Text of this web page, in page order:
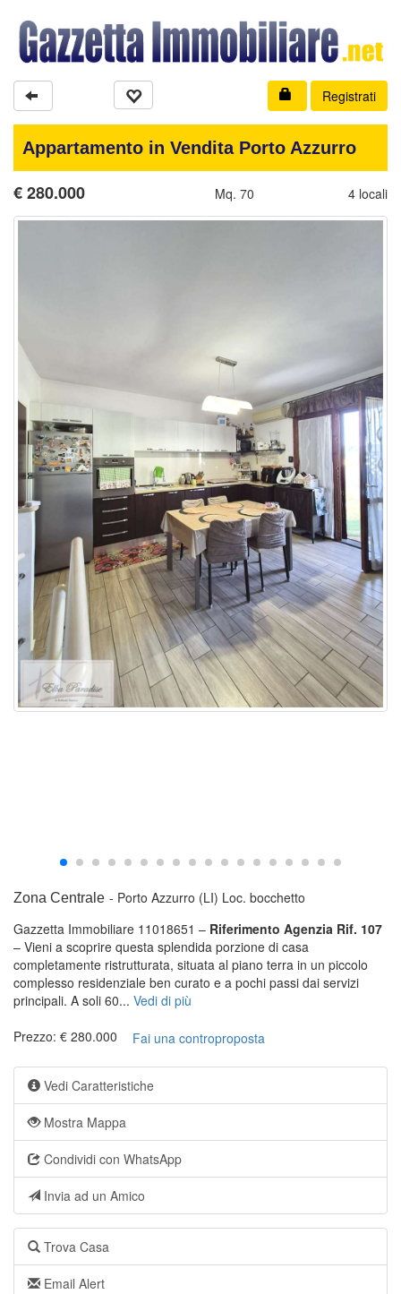
Registrati
Appartamento in Vendita Porto Azzurro
€280.000 Mq. 70 4 locali
Zona Centrale - Porto Azzurro (LI) Loc. bocchetto
Gazzetta Immobiliare 11018651 – Riferimento Agenzia Rif. 107
– Vieni a scoprire questa splendida porzione di casa
completamente ristrutturata, situata al piano terra in un piccolo
complesso residenziale ben curato e a pochi passi dai servizi
principali. A soli 60... Vedi di più
Prezzo: € 280.000
Fai una controproposta
Vedi Caratteristiche
Mostra Mappa
Condividi con WhatsApp
Invia ad un Amico
Trova Casa
Email Alert